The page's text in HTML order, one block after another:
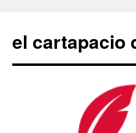
contenido
el cartapacio